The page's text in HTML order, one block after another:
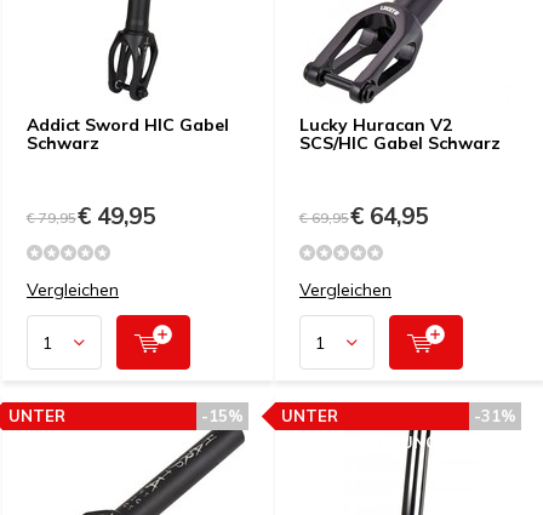
Addict Sword HIC Gabel
Schwarz
€ 79,95€ 49,95
Vergleichen
Lucky Huracan V2
SCS/HIC Gabel Schwarz
€ 69,95€ 64,95
Vergleichen
-15%
UNTER
-31%
UNTER
PREISEMPFEHLUNG